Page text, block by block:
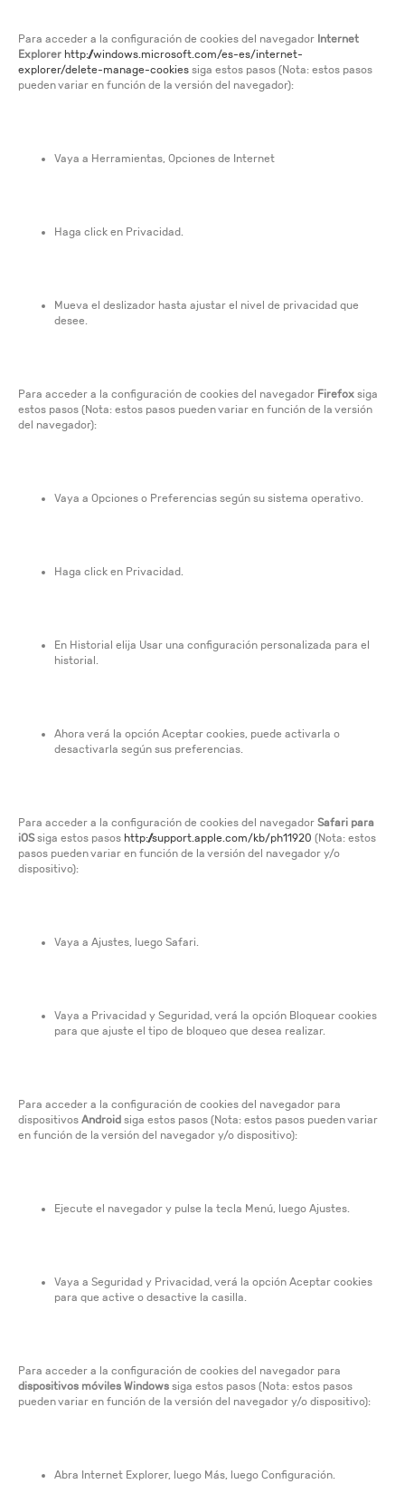
Para acceder a la configuración de cookies del navegador Internet
Explorer http://windows.microsoft.com/es-es/internet-
explorer/delete-manage-cookies siga estos pasos (Nota: estos pasos
pueden variar en función de la versión del navegador):
Vaya a Herramientas, Opciones de Internet
Haga click en Privacidad.
Mueva el deslizador hasta ajustar el nivel de privacidad que
desee.
Para acceder a la configuración de cookies del navegador Firefox siga
estos pasos (Nota: estos pasos pueden variar en función de la versión
del navegador):
Vaya a Opciones o Preferencias según su sistema operativo.
Haga click en Privacidad.
En Historial elija Usar una configuración personalizada para el
historial.
Ahora verá la opción Aceptar cookies, puede activarla o
desactivarla según sus preferencias.
Para acceder a la configuración de cookies del navegador Safari para
iOSsiga estos pasos http://support.apple.com/kb/ph11920 (Nota: estos
pasos pueden variar en función de la versión del navegador y/o
dispositivo):
Vaya a Ajustes, luego Safari.
Vaya a Privacidad y Seguridad, verá la opción Bloquear cookies
para que ajuste el tipo de bloqueo que desea realizar.
Para acceder a la configuración de cookies del navegador para
dispositivos Android siga estos pasos (Nota: estos pasos pueden variar
en función de la versión del navegador y/o dispositivo):
Ejecute el navegador y pulse la tecla Menú, luego Ajustes.
Vaya a Seguridad y Privacidad, verá la opción Aceptar cookies
para que active o desactive la casilla.
Para acceder a la configuración de cookies del navegador para
dispositivos móviles Windows siga estos pasos (Nota: estos pasos
pueden variar en función de la versión del navegador y/o dispositivo):
Abra Internet Explorer, luego Más, luego Configuración.